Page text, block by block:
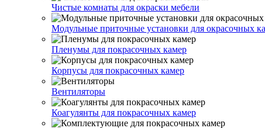
Чистые комнаты для окраски мебели
Модульные приточные установки для окрасочных
Пленумы для покрасочных камер
Корпусы для покрасочных камер
Вентиляторы
Коагулянты для покрасочных камер